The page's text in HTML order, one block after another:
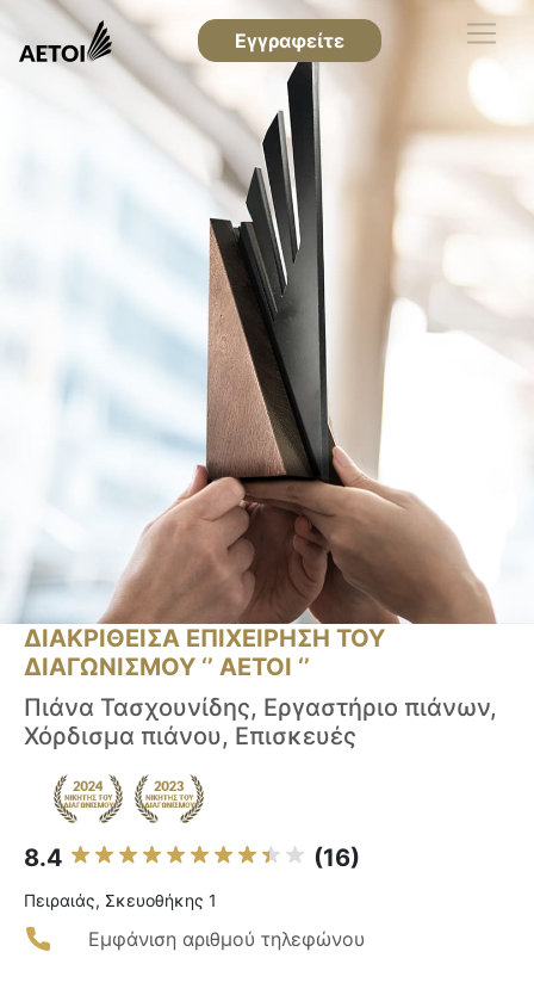
Εγγραφείτε
ΔΙΑΚΡΙΘΕΙΣΑ ΕΠΙΧΕΙΡΗΣΗ ΤΟΥ
ΔΙΑΓΩΝΙΣΜΟΥ ‘’ ΑΕΤΟΙ ‘’
Πιάνα Τασχουνίδης, Εργαστήριο πιάνων,
Χόρδισμα πιάνου, Επισκευές
8.4 (16)
Πειραιάς, Σκευοθήκης 1
Εμφάνιση αριθμού τηλεφώνου